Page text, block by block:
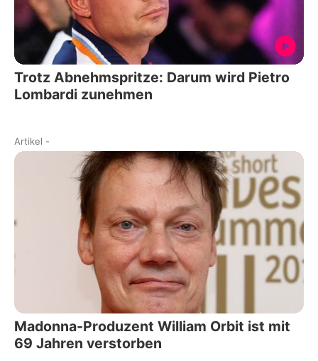
Trotz Abnehmspritze: Darum wird Pietro
Lombardi zunehmen
Artikel -
Madonna-Produzent William Orbit ist mit
69 Jahren verstorben